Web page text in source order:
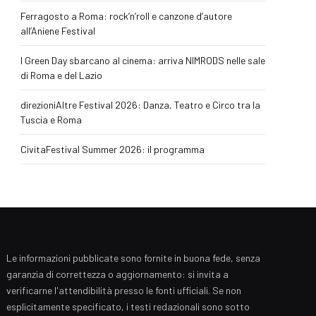
Ferragosto a Roma: rock’n’roll e canzone d’autore
all’Aniene Festival
I Green Day sbarcano al cinema: arriva NIMRODS nelle sale
di Roma e del Lazio
direzioniAltre Festival 2026: Danza, Teatro e Circo tra la
Tuscia e Roma
CivitaFestival Summer 2026: il programma
Le informazioni pubblicate sono fornite in buona fede, senza
garanzia di correttezza o aggiornamento: si invita a
verificarne l'attendibilità presso le fonti ufficiali. Se non
esplicitamente specificato, i testi redazionali sono sotto